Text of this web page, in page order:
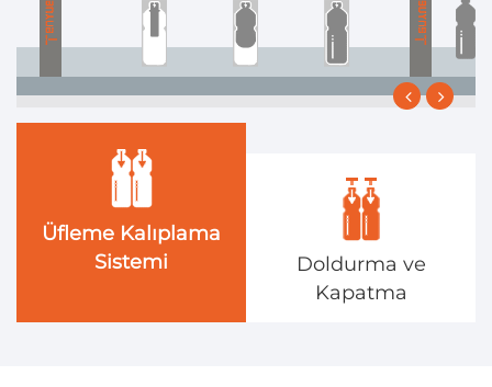
Üfleme Kalıplama
Sistemi
Doldurma ve
Kapatma